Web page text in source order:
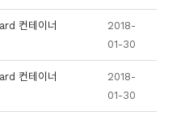
컨테이너
2018-
01-30
컨테이너
2018-
01-30